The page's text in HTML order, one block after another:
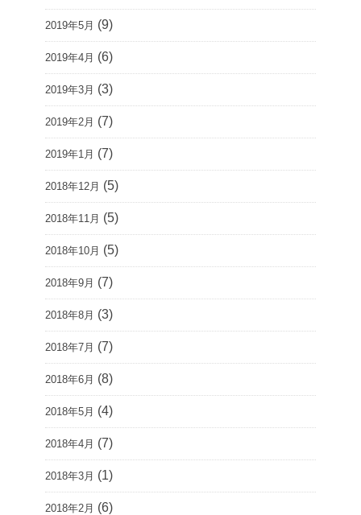
2019年5月 (9)
2019年4月 (6)
2019年3月 (3)
2019年2月 (7)
2019年1月 (7)
2018年12月 (5)
2018年11月 (5)
2018年10月 (5)
2018年9月 (7)
2018年8月 (3)
2018年7月 (7)
2018年6月 (8)
2018年5月 (4)
2018年4月 (7)
2018年3月 (1)
2018年2月 (6)